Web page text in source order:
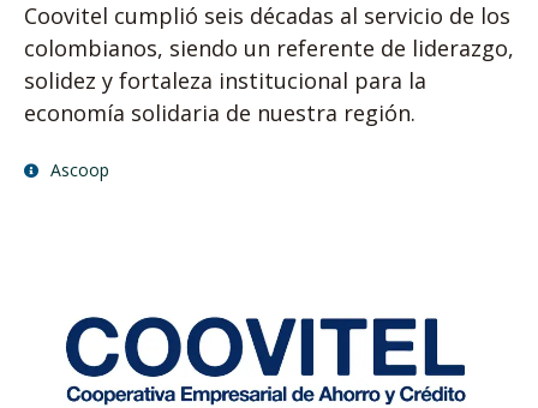
Coovitel cumplió seis décadas al servicio de los
colombianos, siendo un referente de liderazgo,
solidez y fortaleza institucional para la
economía solidaria de nuestra región.
Ascoop